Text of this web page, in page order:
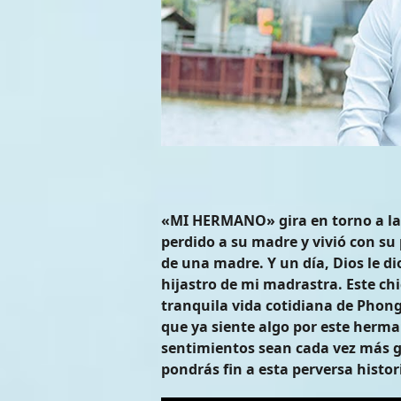
«MI HERMANO» gira en torno a
perdido a su madre y vivió con
de una madre. Y un día, Dios le
hijastro de mi madrastra. Este
tranquila vida cotidiana de
que ya siente algo por este
sentimientos sean cada vez
pondrás fin a esta perversa